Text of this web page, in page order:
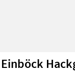
Einböck